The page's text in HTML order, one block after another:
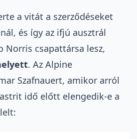
a vitát a szerződéseket
és így az ifjú ausztrál
Norris csapattársa lesz,
. Az Alpine
Szafnauert, amikor arról
idő előtt elengedik-e a